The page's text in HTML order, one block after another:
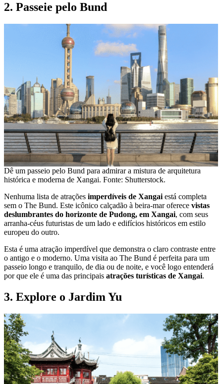
2. Passeie pelo Bund
Dê um passeio pelo Bund para admirar a mistura de arquitetura
histórica e moderna de Xangai. Fonte: Shutterstock.
Nenhuma lista de atrações imperdíveis de Xangai está completa
sem o The Bund. Este icônico calçadão à beira-mar oferece vistas
deslumbrantes do horizonte de Pudong, em Xangai, com seus
arranha-céus futuristas de um lado e edifícios históricos em estilo
europeu do outro.
Esta é uma atração imperdível que demonstra o claro contraste entre
o antigo e o moderno. Uma visita ao The Bund é perfeita para um
passeio longo e tranquilo, de dia ou de noite, e você logo entenderá
por que ele é uma das principais atrações turísticas de Xangai.
3. Explore o Jardim Yu